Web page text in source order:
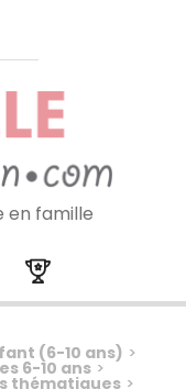
en famille
(6-10 ans) >
6-10 ans >
thématiques >